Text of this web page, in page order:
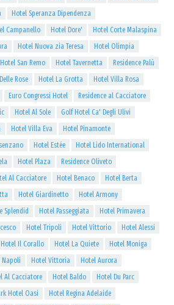
Hotel Speranza Dipendenza
Campanello Hotel Dore'
Hotel Corte Malaspina
Hotel Nuova zia Teresa
Hotel Olimpia
Hotel San Remo Hotel Tavernetta
Residence Palù
Rose Hotel La Grotta
Hotel Villa Rosa
Euro Congressi Hotel
Residence al Cacciatore
Hotel Al Sole
Golf Hotel Ca' Degli Ulivi
Hotel Villa Eva
Hotel Pinamonte
Hotel Estée
Hotel Lido International
Hotel Plaza
Residence Oliveto
Al Cacciatore Hotel Benaco
Hotel Berta
Hotel Giardinetto
Hotel Armony
Splendid Hotel Passeggiata
Hotel Primavera
Hotel Tripoli Hotel Vittorio
Hotel Alessi
Hotel Il Corallo Hotel La Quiete
Hotel Moniga
Napoli Hotel Vittoria
Hotel Aurora
Al Cacciatore Hotel Baldo
Hotel Du Parc
Hotel Oasi
Hotel Regina Adelaide